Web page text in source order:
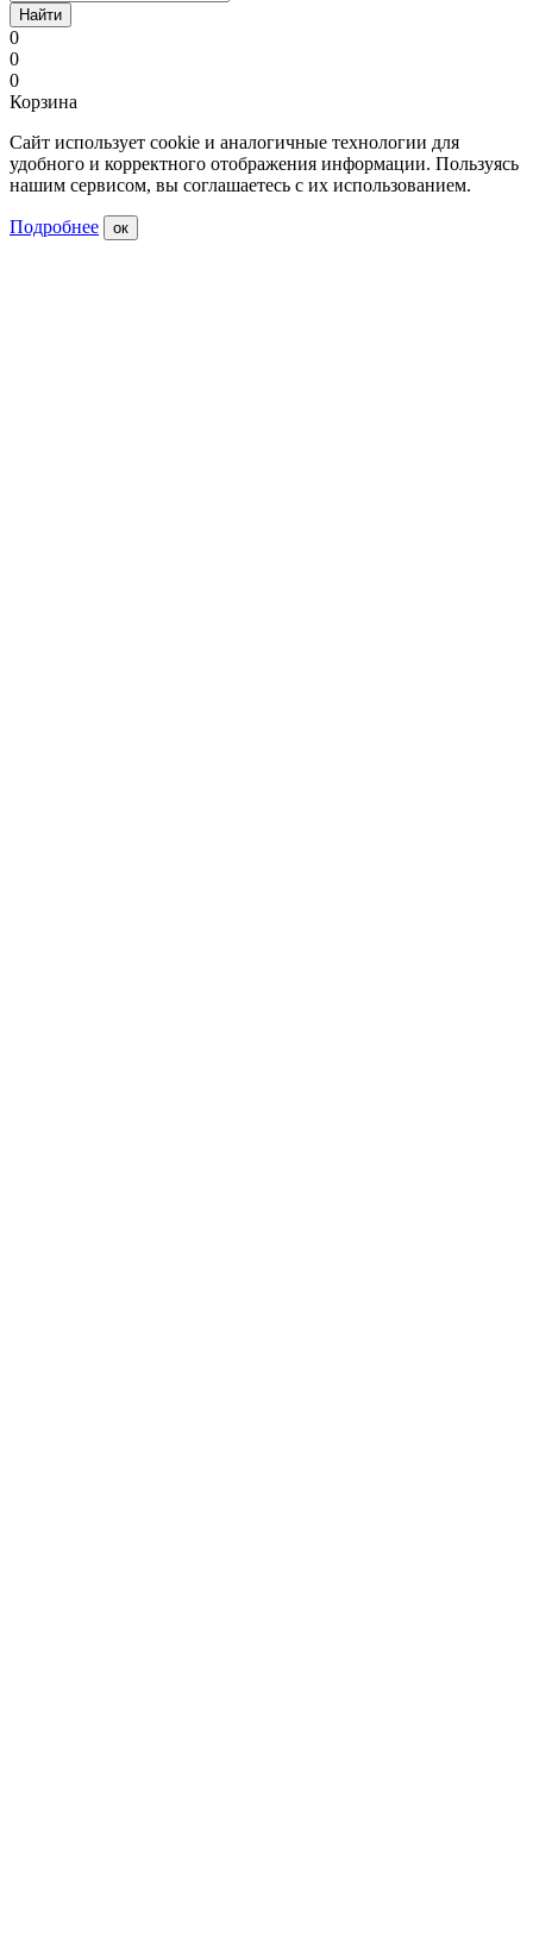
Найти
0
0
0
Корзина
Сайт использует cookie и аналогичные технологии для
удобного и корректного отображения информации. Пользуясь
нашим сервисом, вы соглашаетесь с их использованием.
Подробнее ок